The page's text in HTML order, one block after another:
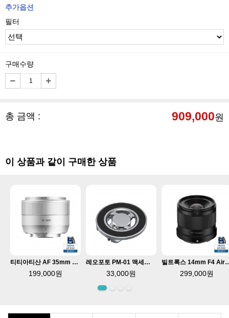
추가옵션
필터
구매수량
총 금액 : 909,000원
이 상품과 같이 구매한 상품
티티아티산 AF 35mm F1.8 II 후지 X마운트 APS-C 렌즈 실버
199,000원
레오포토 PM-01 맥세이프 스마트폰 홀더
33,000원
빌트록스 14mm F4 Air 니
299,000원